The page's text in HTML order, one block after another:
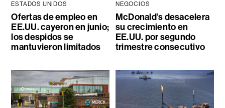
ESTADOS UNIDOS
Ofertas de empleo en
EE.UU. cayeron en junio;
los despidos se
mantuvieron limitados
NEGOCIOS
McDonald’s desacelera
su crecimiento en
EE.UU. por segundo
trimestre consecutivo